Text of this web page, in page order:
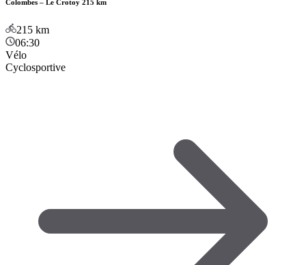
Colombes – Le Crotoy 215 km
215 km
06:30
Vélo
Cyclosportive